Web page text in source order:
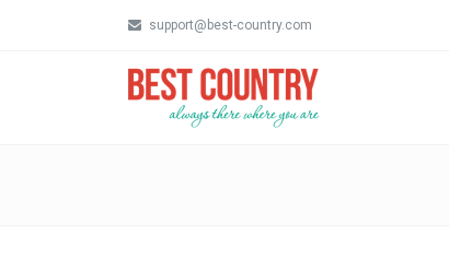
support@best-country.com